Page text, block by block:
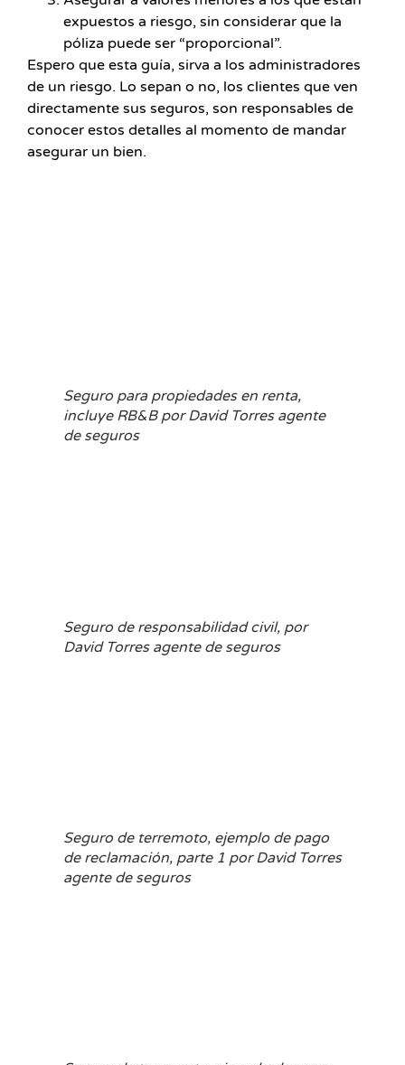
expuestos a riesgo, sin considerar que la
póliza puede ser “proporcional”.
Espero que esta guía, sirva a los administradores
de un riesgo. Lo sepan o no, los clientes que ven
directamente sus seguros, son responsables de
conocer estos detalles al momento de mandar
asegurar un bien.
Seguro para propiedades en renta,
incluye RB&B por David Torres agente
de seguros
Seguro de responsabilidad civil, por
David Torres agente de seguros
Seguro de terremoto, ejemplo de pago
de reclamación, parte 1 por David Torres
agente de seguros